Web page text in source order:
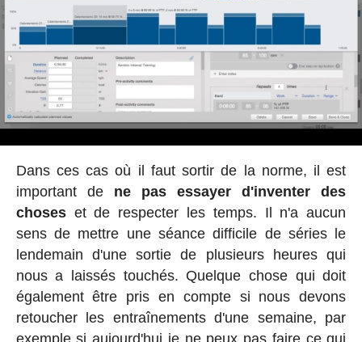
Dans ces cas où il faut sortir de la norme, il est
important de ne pas essayer d'inventer des
choseset de respecter les temps. Il n'a aucun
sens de mettre une séance difficile de séries le
lendemain d'une sortie de plusieurs heures qui
nous a laissés touchés. Quelque chose qui doit
également être pris en compte si nous devons
retoucher les entraînements d'une semaine, par